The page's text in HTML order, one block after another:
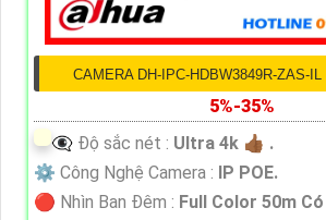
CAMERA DH-IPC-HDBW3849R-ZAS-IL
5%-35%
👁️‍🗨 Độ sắc nét : Ultra 4k 👍🏾 .
⚙ Công Nghệ Camera :
IP POE.
🔴 Nhìn Ban Đêm : Full Color 50m